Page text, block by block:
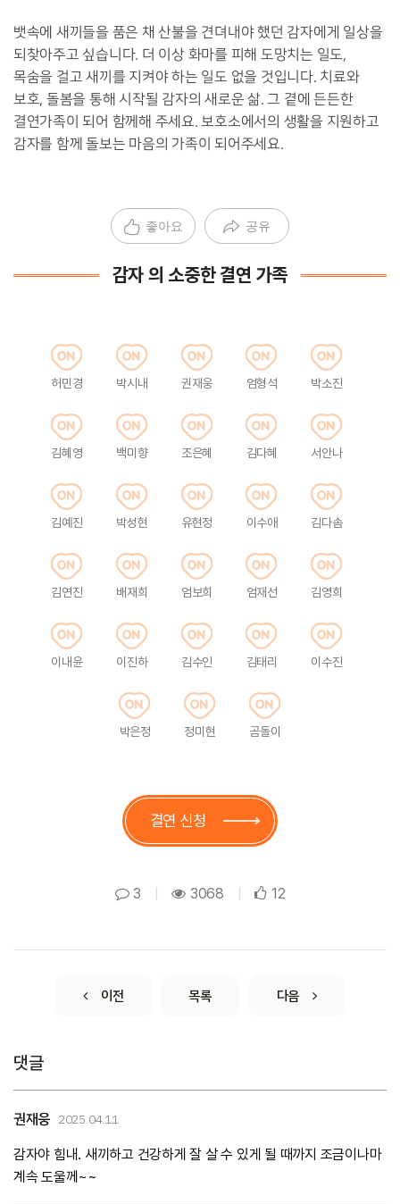
뱃속에 새끼들을 품은 채 산불을 견뎌내야 했던 감자에게 일상을
되찾아주고 싶습니다. 더 이상 화마를 피해 도망치는 일도,
목숨을 걸고 새끼를 지켜야 하는 일도 없을 것입니다. 치료와
보호, 돌봄을 통해 시작될 감자의 새로운 삶. 그 곁에 든든한
결연가족이 되어 함께해 주세요. 보호소에서의 생활을 지원하고
감자를 함께 돌보는 마음의 가족이 되어주세요.
좋아요 공유
감자 의 소중한 결연 가족
허민경 박시내 권재웅 엄형석 박소진
김혜영 백미향 조은혜 김다혜 서안나
김예진 박성현 유현정 이수애 김다솜
김연진 배재희 엄보희 엄재선 김영희
이내윤 이진하 김수인 김태리 이수진
박은정 정미현 곰돌이
결연 신청
3 3068 12
이전 목록 다음
댓글
권재웅 2025.04.11
감자야 힘내. 새끼하고 건강하게 잘 살 수 있게 될 때까지 조금이나마
계속 도울께~~